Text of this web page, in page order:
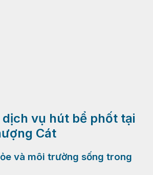
vụ hút bể phốt tại
Cát
và môi trường sống trong